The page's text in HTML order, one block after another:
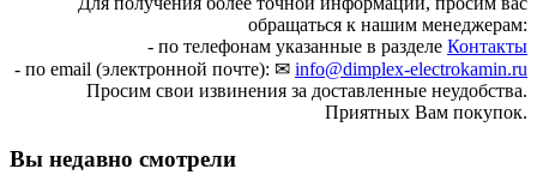
обращаться к нашим менеджерам:
- по телефонам указанные в разделе Контакты
- по email (электронной почте): ✉ info@dimplex-electrokamin.ru
Просим свои извинения за доставленные неудобства.
Приятных Вам покупок.
Вы недавно смотрели